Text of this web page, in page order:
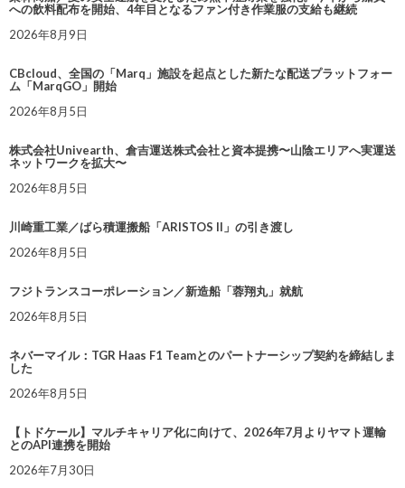
への飲料配布を開始、4年目となるファン付き作業服の支給も継続
2026年8月9日
CBcloud、全国の「Marq」施設を起点とした新たな配送プラットフォー
ム「MarqGO」開始
2026年8月5日
株式会社Univearth、倉吉運送株式会社と資本提携〜山陰エリアへ実運送
ネットワークを拡大〜
2026年8月5日
川崎重工業／ばら積運搬船「ARISTOS II」の引き渡し
2026年8月5日
フジトランスコーポレーション／新造船「蓉翔丸」就航
2026年8月5日
ネバーマイル：TGR Haas F1 Teamとのパートナーシップ契約を締結しま
した
2026年8月5日
【トドケール】マルチキャリア化に向けて、2026年7月よりヤマト運輸
とのAPI連携を開始
2026年7月30日